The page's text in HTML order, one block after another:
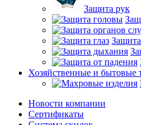
Защита рук
Защита
Хозяйственные и бытовые
Новости компании
Cертификаты